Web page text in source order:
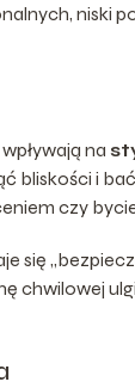
niski
na
i
czy
się
chwilowej